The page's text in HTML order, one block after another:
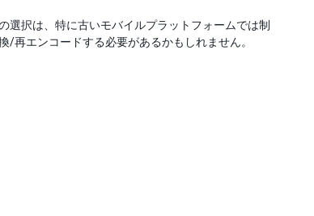
選択は、特に古いモバイルプラットフォームでは制
再エンコードする必要があるかもしれません。